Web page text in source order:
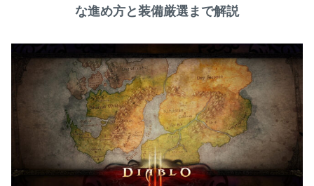
な進め方と装備厳選まで解説